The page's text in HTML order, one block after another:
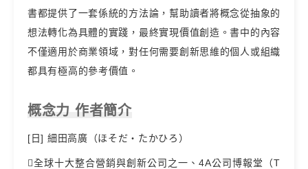
書都提供了一套係統的方法論，幫助讀者將概念從抽象的
想法轉化為具體的實踐，最終實現價值創造。書中的內容
不僅適用於商業領域，對任何需要創新思維的個人或組織
都具有極高的參考價值。
概念力 作者簡介
[日] 細田高廣（ほそだ・たかひろ）
全球十大整合營銷與創新公司之一、4A公司博報堂（T